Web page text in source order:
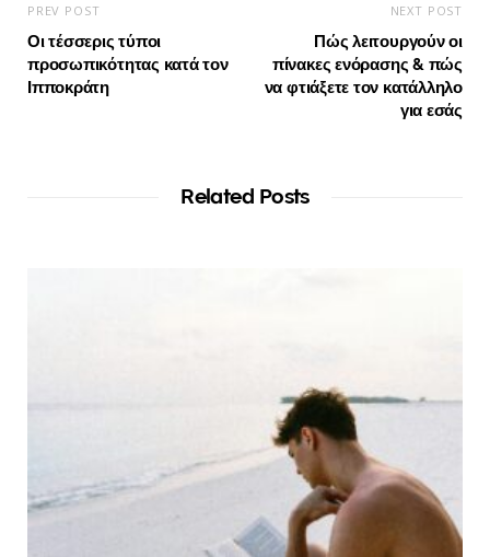
PREV POST
Οι τέσσερις τύποι
προσωπικότητας κατά τον
Ιπποκράτη
NEXT POST
Πώς λειτουργούν οι
πίνακες ενόρασης & πώς
να φτιάξετε τον κατάλληλο
για εσάς
Related Posts